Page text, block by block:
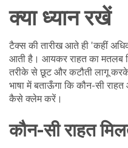
क्या ध्यान रखें
टैक्स की तारीख आते ही 'कहीं
आती है। आयकर राहत का मतलब
तरीके से छूट और कटौती लागू
भाषा में बताऊँगा कि कौन-सी
कैसे क्लेम करें।
कौन-सी राहत